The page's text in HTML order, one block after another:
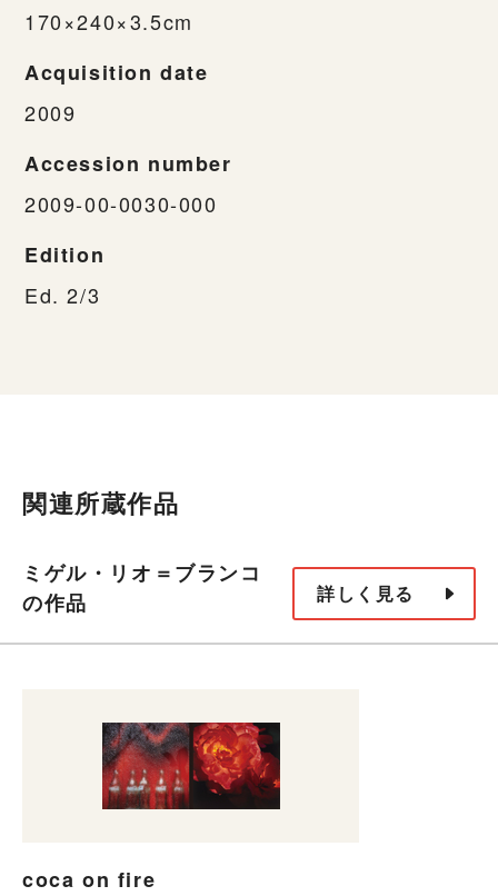
170×240×3.5cm
Acquisition date
2009
Accession number
2009-00-0030-000
Edition
Ed. 2/3
関連所蔵作品
ミゲル・リオ＝ブランコ
の作品
詳しく見る
coca on fire